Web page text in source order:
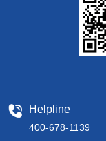
Helpline
400-678-1139